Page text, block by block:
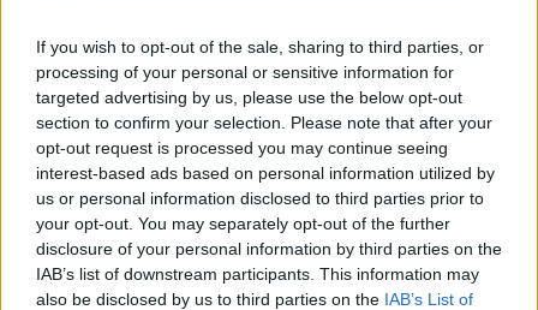
If you wish to opt-out of the sale, sharing to third parties, or
processing of your personal or sensitive information for
targeted advertising by us, please use the below opt-out
section to confirm your selection. Please note that after your
opt-out request is processed you may continue seeing
interest-based ads based on personal information utilized by
us or personal information disclosed to third parties prior to
your opt-out. You may separately opt-out of the further
disclosure of your personal information by third parties on the
IAB’s list of downstream participants. This information may
also be disclosed by us to third parties on the IAB’s List of
Pilotmustra 2014: A Chozen miatt
tuti kiakadnak majd a homofób
rapperek
sajó d.• 2014. január 16.